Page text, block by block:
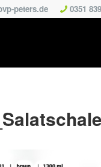
peters.de 0351